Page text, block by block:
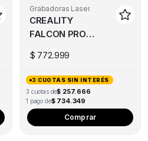
Grabadoras Laser
CREALITY
FALCON PRO
$ 772.999
3 CUOTAS SIN INTERÉS
3 cuotas de$ 257.666
1 pago de$ 734.349
Comprar